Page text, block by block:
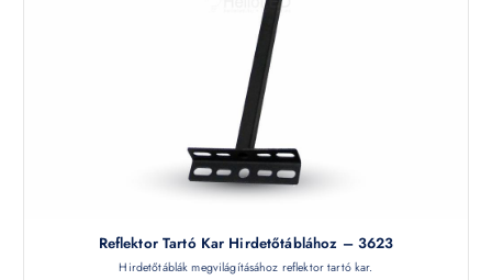
Reflektor Tartó Kar Hirdetőtáblához – 3623
Hirdetőtáblák megvilágításához reflektor tartó kar.